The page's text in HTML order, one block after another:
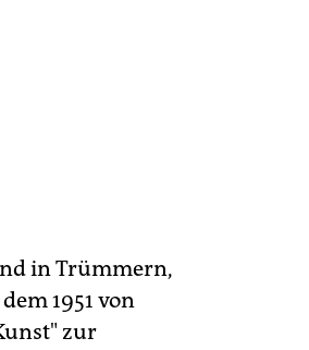
in Trümmern,
1951 von
zur